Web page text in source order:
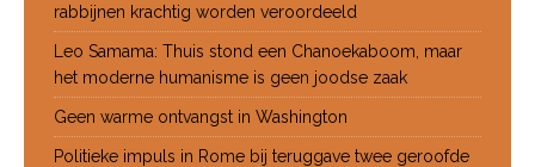
rabbijnen krachtig worden veroordeeld
Leo Samama: Thuis stond een Chanoekaboom, maar
het moderne humanisme is geen joodse zaak
Geen warme ontvangst in Washington
Politieke impuls in Rome bij teruggave twee geroofde